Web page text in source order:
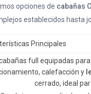
opciones de cabañas
establecidos hasta
Principales
full equipadas
calefacción y
cerrado, ideal